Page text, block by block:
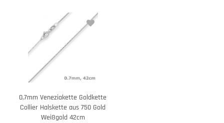
0,7mm Veneziakette Goldkette
Collier Halskette aus 750 Gold
Weißgold 42cm